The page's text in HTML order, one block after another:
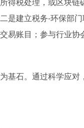
建立税务-环保部
易账目；参与行业
石。通过科学应